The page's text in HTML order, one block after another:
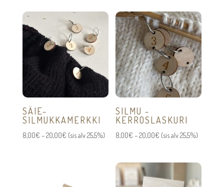
SÄIE-
SILMUKKAMERKKI
8,00€ –20,00€Hintaluokka:
(sis alv 25,5%)
SILMU -
KERROSLASKURI
8,00€ –20,00€ Hintaluokka:
-
(sis alv 25,5%)